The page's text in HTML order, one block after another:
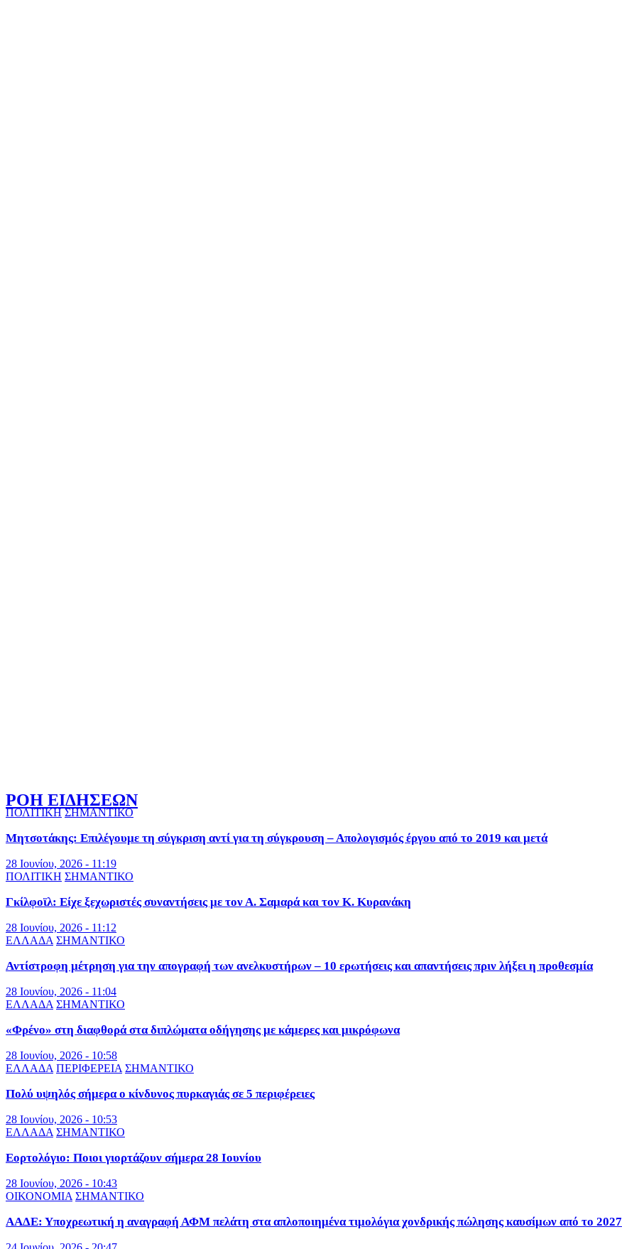
ΡΟΗ ΕΙΔΗΣΕΩΝ
ΠΟΛΙΤΙΚΗ ΣΗΜΑΝΤΙΚΟ
Μητσοτάκης: Επιλέγουμε τη σύγκριση αντί για τη σύγκρουση – Απολογισμός έργου από το 2019 και μετά
28 Ιουνίου, 2026 - 11:19
ΠΟΛΙΤΙΚΗ ΣΗΜΑΝΤΙΚΟ
Γκίλφοϊλ: Είχε ξεχωριστές συναντήσεις με τον Α. Σαμαρά και τον Κ. Κυρανάκη
28 Ιουνίου, 2026 - 11:12
ΕΛΛΑΔΑ ΣΗΜΑΝΤΙΚΟ
Αντίστροφη μέτρηση για την απογραφή των ανελκυστήρων – 10 ερωτήσεις και απαντήσεις πριν λήξει η προθεσμία
28 Ιουνίου, 2026 - 11:04
ΕΛΛΑΔΑ ΣΗΜΑΝΤΙΚΟ
«Φρένο» στη διαφθορά στα διπλώματα οδήγησης με κάμερες και μικρόφωνα
28 Ιουνίου, 2026 - 10:58
ΕΛΛΑΔΑ ΠΕΡΙΦΕΡΕΙΑ ΣΗΜΑΝΤΙΚΟ
Πολύ υψηλός σήμερα ο κίνδυνος πυρκαγιάς σε 5 περιφέρειες
28 Ιουνίου, 2026 - 10:53
ΕΛΛΑΔΑ ΣΗΜΑΝΤΙΚΟ
Εορτολόγιο: Ποιοι γιορτάζουν σήμερα 28 Ιουνίου
28 Ιουνίου, 2026 - 10:43
ΟΙΚΟΝΟΜΙΑ ΣΗΜΑΝΤΙΚΟ
ΑΑΔΕ: Υποχρεωτική η αναγραφή ΑΦΜ πελάτη στα απλοποιημένα τιμολόγια χονδρικής πώλησης καυσίμων από το 2027